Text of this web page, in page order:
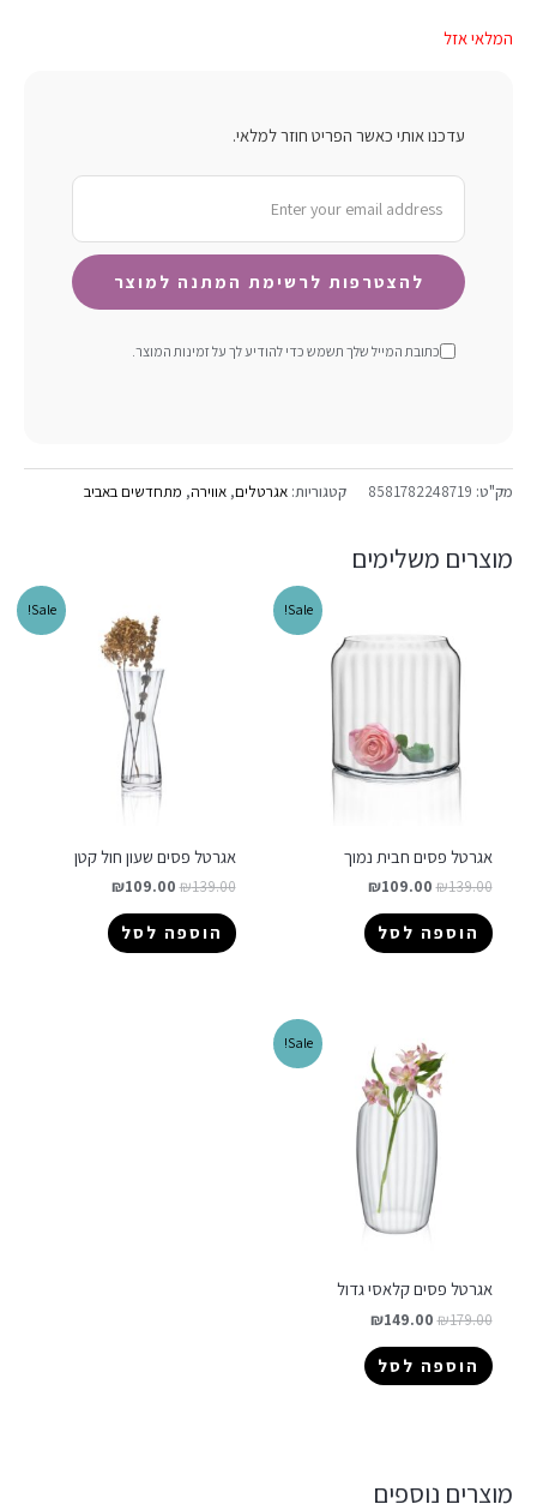
המלאי אזל
עדכנו אותי כאשר הפריט חוזר למלאי.
כתובת המייל שלך תשמש כדי להודיע ​​לך על זמינות המוצר.
מק"ט: 8581782248719 קטגוריות: אגרטלים, אווירה, מתחדשים באביב
מוצרים משלימים
Sale!
אגרטל פסים חבית נמוך
₪139.00
₪109.00
הוספה לסל
Sale!
אגרטל פסים שעון חול קטן
₪139.00
₪109.00
הוספה לסל
Sale!
אגרטל פסים קלאסי גדול
₪179.00
₪149.00
הוספה לסל
מוצרים נוספים